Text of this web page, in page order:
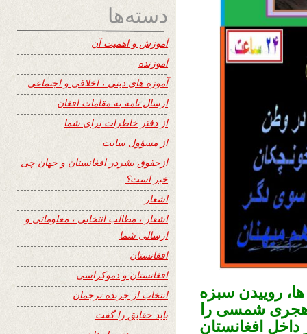
روییدن سبزه
زنده شدن درختان، بهار سال ۱۳۹۶ هجری شمسی را
داخل افغانستان
دسته‌ها
آموزش و اهمیت آن
آموزنده
آموزه های دینی ، اخلاقی و اجتماعی
ارسال نامه به مقامات افغان
از دفتر خاطرات برای شما
از مسؤول سایت
ازحقوق بشردر افغانستان و جهان چی
خبر است؟
اشعار
اشعار ، مطالب انتخابی ، معلوماتی و
ارسالی شما
افغانستان
افغانستان و دموکراسی
انتخاب از جریده ترجمان
باید حقایق را گفت